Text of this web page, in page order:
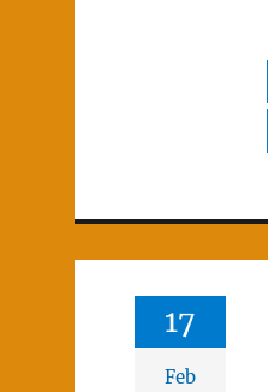
17
Feb